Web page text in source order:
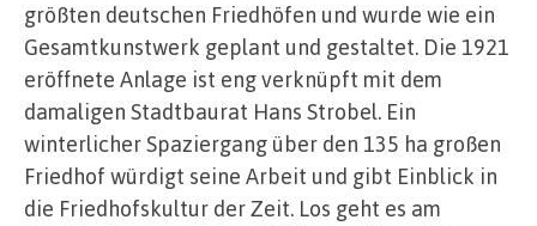
größten deutschen Friedhöfen und wurde wie ein
Gesamtkunstwerk geplant und gestaltet. Die 1921
eröffnete Anlage ist eng verknüpft mit dem
damaligen Stadtbaurat Hans Strobel. Ein
winterlicher Spaziergang über den 135 ha großen
Friedhof würdigt seine Arbeit und gibt Einblick in
die Friedhofskultur der Zeit. Los geht es am